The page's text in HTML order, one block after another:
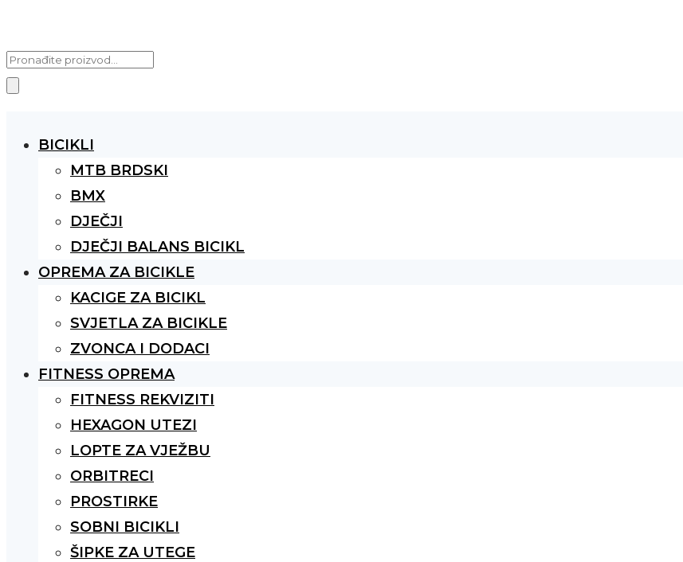
Products
search
BICIKLI
MTB BRDSKI
BMX
DJEČJI
DJEČJI BALANS BICIKL
OPREMA ZA BICIKLE
KACIGE ZA BICIKL
SVJETLA ZA BICIKLE
ZVONCA I DODACI
FITNESS OPREMA
FITNESS REKVIZITI
HEXAGON UTEZI
LOPTE ZA VJEŽBU
ORBITRECI
PROSTIRKE
SOBNI BICIKLI
ŠIPKE ZA UTEGE